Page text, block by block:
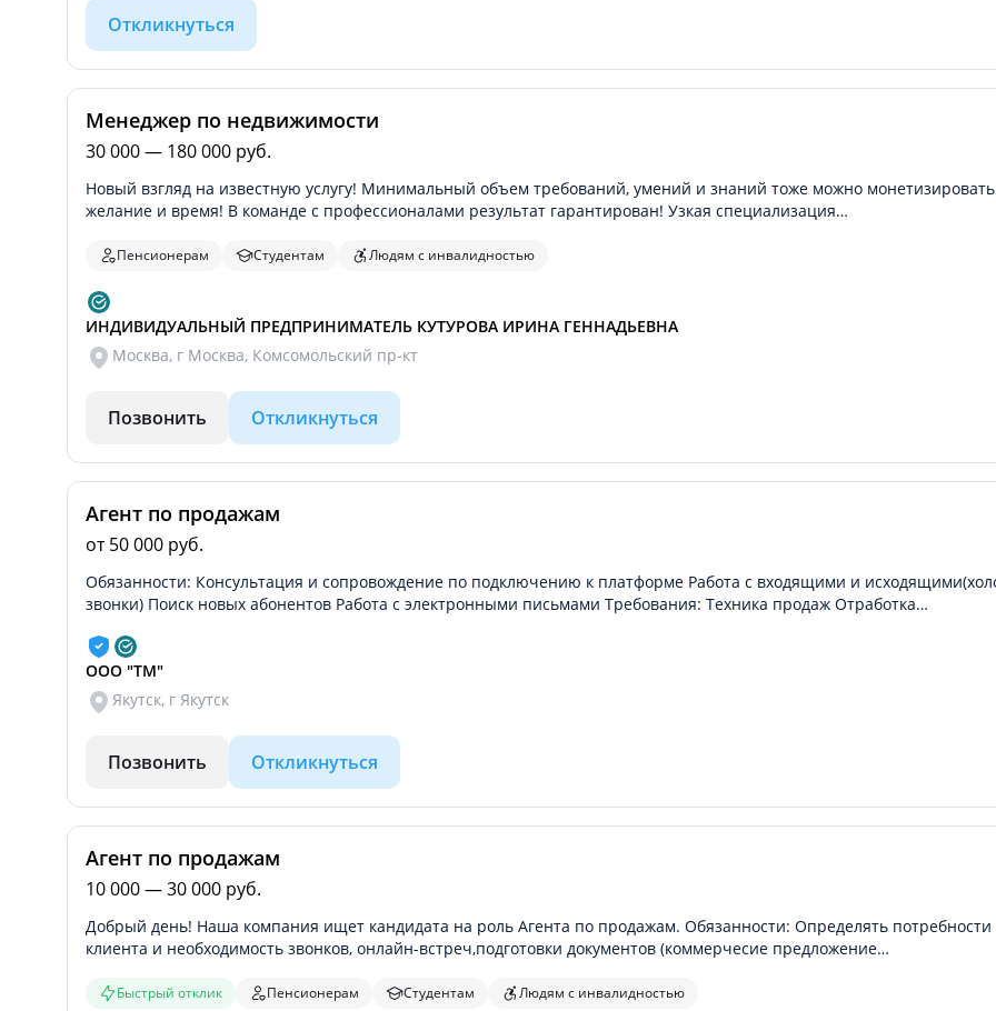
Откликнуться
Менеджер по недвижимости
30 000 — 180 000 руб.
Новый взгляд на известную услугу! Минимальный объем требований, умений и знаний тоже можно
желание и время! В команде с профессионалами результат гарантирован! Узкая специализация…
Пенсионерам Студентам Людям с инвалидностью
ИНДИВИДУАЛЬНЫЙ ПРЕДПРИНИМАТЕЛЬ КУТУРОВА ИРИНА ГЕННАДЬЕВНА
Москва, г Москва, Комсомольский пр-кт
Позвонить Откликнуться
Агент по продажам
от 50 000 руб.
Обязанности: Консультация и сопровождение по подключению к платформе Работа с входящими и
звонки) Поиск новых абонентов Работа с электронными письмами Требования: Техника продаж Отработка…
ООО "ТМ"
Якутск, г Якутск
Позвонить Откликнуться
Агент по продажам
10 000 — 30 000 руб.
Добрый день! Наша компания ищет кандидата на роль Агента по продажам. Обязанности: Определять потребности
клиента и необходимость звонков, онлайн-встреч,подготовки документов (коммерчесие предложение…
Быстрый отклик Пенсионерам Студентам Людям с инвалидностью